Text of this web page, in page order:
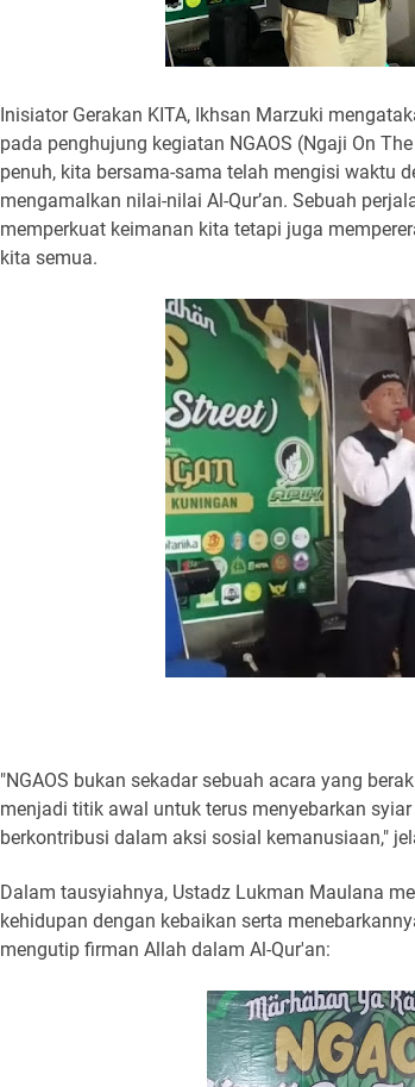
Inisiator Gerakan KITA, Ikhsan Marzuki
pada penghujung kegiatan NGAOS (Ngaji On
penuh, kita bersama-sama telah mengisi waktu
mengamalkan nilai-nilai Al-Qur’an. Sebuah
memperkuat keimanan kita tetapi juga
kita semua.
"NGAOS bukan sekadar sebuah acara yang
menjadi titik awal untuk terus menyebarkan
berkontribusi dalam aksi sosial kemanusiaan,"
Dalam tausyiahnya, Ustadz Lukman Maulana
kehidupan dengan kebaikan serta
mengutip firman Allah dalam Al-Qur'an: